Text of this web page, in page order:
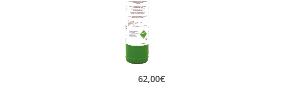
62,00€